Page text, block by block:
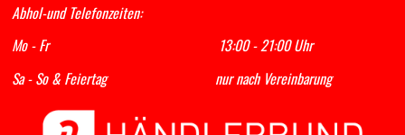
Abhol-und Telefonzeiten:
Mo - Fr 13:00 - 21:00 Uhr
Sa - So & Feiertag nur nach Vereinbarung